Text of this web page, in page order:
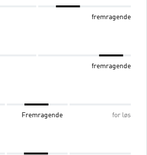
fremragende
fremragende
Fremragende for løs